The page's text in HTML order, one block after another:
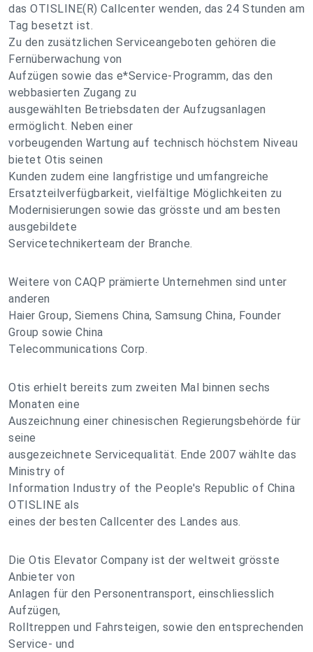
das OTISLINE(R) Callcenter wenden, das 24 Stunden am
Tag besetzt ist.
Zu den zusätzlichen Serviceangeboten gehören die
Fernüberwachung von
Aufzügen sowie das e*Service-Programm, das den
webbasierten Zugang zu
ausgewählten Betriebsdaten der Aufzugsanlagen
ermöglicht. Neben einer
vorbeugenden Wartung auf technisch höchstem Niveau
bietet Otis seinen
Kunden zudem eine langfristige und umfangreiche
Ersatzteilverfügbarkeit, vielfältige Möglichkeiten zu
Modernisierungen sowie das grösste und am besten
ausgebildete
Servicetechnikerteam der Branche.
Weitere von CAQP prämierte Unternehmen sind unter
anderen
Haier Group, Siemens China, Samsung China, Founder
Group sowie China
Telecommunications Corp.
Otis erhielt bereits zum zweiten Mal binnen sechs
Monaten eine
Auszeichnung einer chinesischen Regierungsbehörde für
seine
ausgezeichnete Servicequalität. Ende 2007 wählte das
Ministry of
Information Industry of the People's Republic of China
OTISLINE als
eines der besten Callcenter des Landes aus.
Die Otis Elevator Company ist der weltweit grösste
Anbieter von
Anlagen für den Personentransport, einschliesslich
Aufzügen,
Rolltreppen und Fahrsteigen, sowie den entsprechenden
Service- und